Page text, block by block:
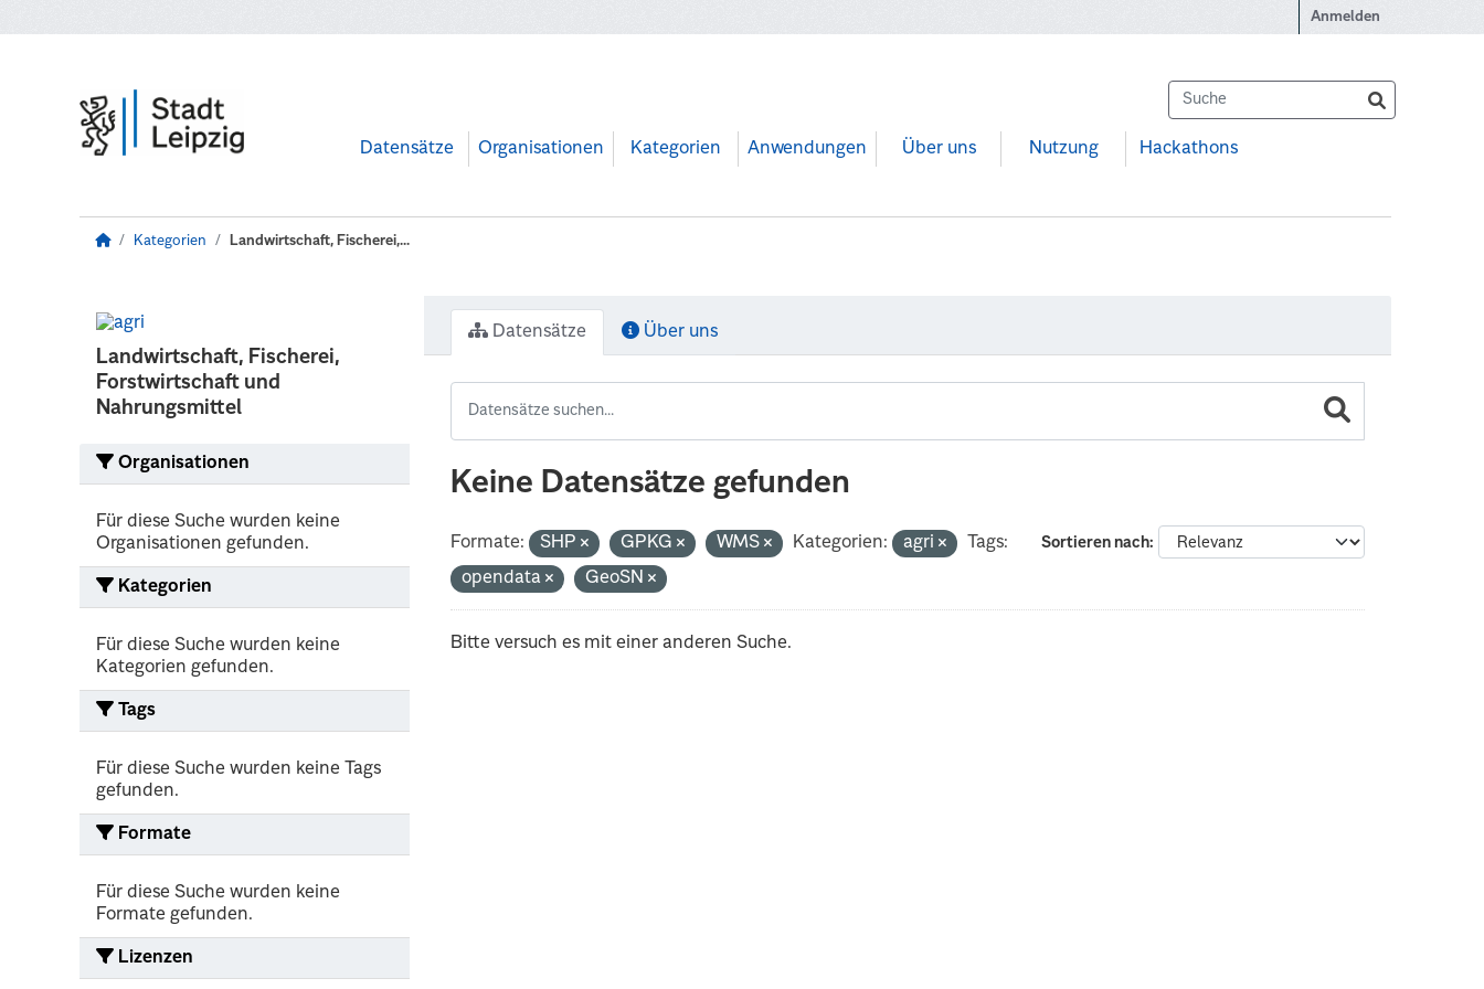
Anmelden
Datensätze Organisationen Kategorien Anwendungen Über uns Nutzung Hackathons
Kategorien Landwirtschaft, Fischerei,...
Landwirtschaft, Fischerei,
Forstwirtschaft und
Nahrungsmittel
Organisationen
Für diese Suche wurden keine
Organisationen gefunden.
Kategorien
Für diese Suche wurden keine
Kategorien gefunden.
Tags
Für diese Suche wurden keine Tags
gefunden.
Formate
Für diese Suche wurden keine
Formate gefunden.
Lizenzen
Datensätze Über uns
Keine Datensätze gefunden
Sortieren nach
Formate: SHP GPKG WMS Kategorien: agri
Tags:
opendata
GeoSN
Bitte versuch es mit einer anderen Suche.